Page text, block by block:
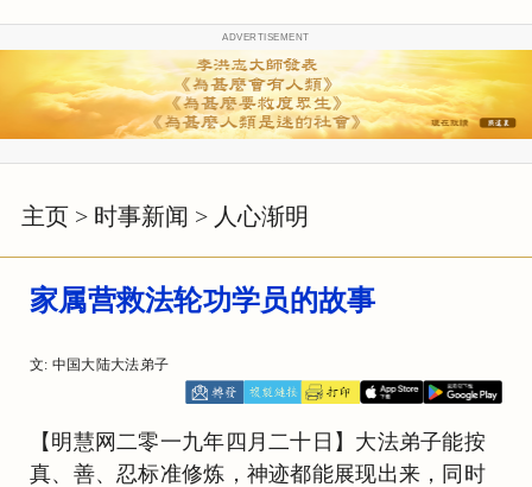
ADVERTISEMENT
主页 > 时事新闻 > 人心渐明
家属营救法轮功学员的故事
文: 中国大陆大法弟子
【明慧网二零一九年四月二十日】大法弟子能按
真、善、忍标准修炼，神迹都能展现出来，同时